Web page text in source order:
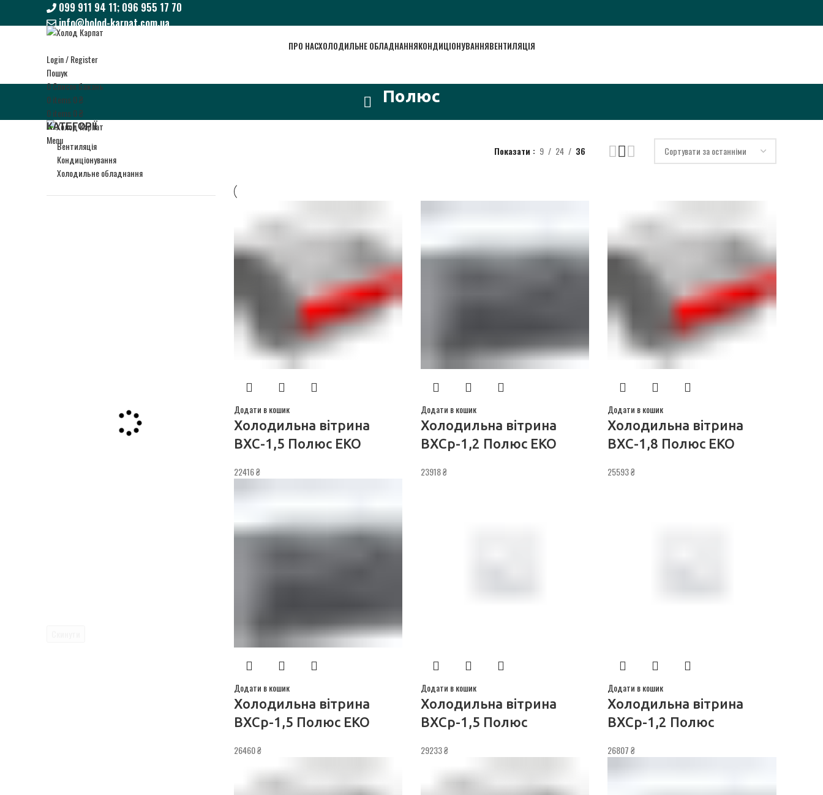
099 911 94 11; 096 955 17 70
info@holod-karpat.com.ua
099 911 94 11; 096 955 17 70
ПРО НАСХОЛОДИЛЬНЕ ОБЛАДНАННЯКОНДИЦІОНУВАННЯВЕНТИЛЯЦІЯ
Login / Register
Пошук
0Список бажань
0items 0₴
0items 0₴
Menu
Полюс
КАТЕГОРІЇ
Вентиляція
Кондиціонування
Холодильне обладнання
Показати 9 24 36
Додати в кошик
Холодильна вітрина
ВХС-1,5 Полюс ЕКО
22416₴
Додати в кошик
Холодильна вітрина
ВХСр-1,2 Полюс ЕКО
23918₴
Додати в кошик
Холодильна вітрина
ВХС-1,8 Полюс ЕКО
25593₴
Додати в кошик
Холодильна вітрина
ВХСр-1,5 Полюс ЕКО
26460₴
Додати в кошик
Холодильна вітрина
ВХСр-1,5 Полюс
29233₴
Додати в кошик
Холодильна вітрина
ВХСр-1,2 Полюс
26807₴